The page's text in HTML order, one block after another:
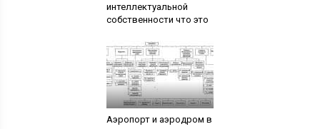
интеллектуальной
собственности что это
Аэропорт и аэродром в